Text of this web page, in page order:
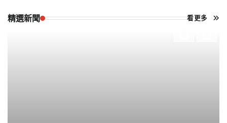
精選新聞 看更多